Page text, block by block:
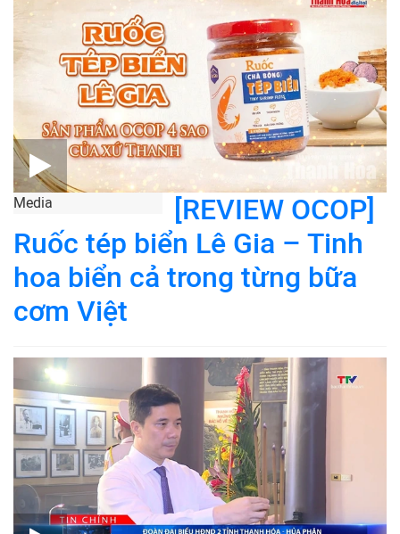
Media
[REVIEW OCOP]
Ruốc tép biển Lê Gia – Tinh
hoa biển cả trong từng bữa
cơm Việt